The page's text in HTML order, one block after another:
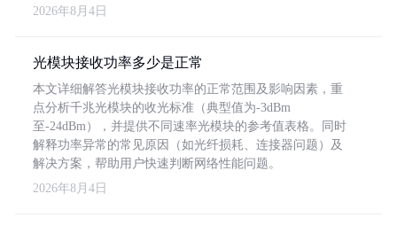
2026年8月4日
光模块接收功率多少是正常
本文详细解答光模块接收功率的正常范围及影响因素，重
点分析千兆光模块的收光标准（典型值为-3dBm
至-24dBm），并提供不同速率光模块的参考值表格。同时
解释功率异常的常见原因（如光纤损耗、连接器问题）及
解决方案，帮助用户快速判断网络性能问题。
2026年8月4日